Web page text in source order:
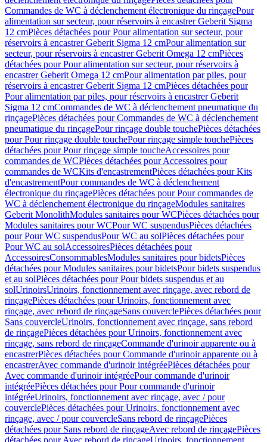
Commandes de WC à déclenchement électronique du rinçagePour
alimentation sur secteur, pour réservoirs à encastrer Geberit Sigma
12 cmPièces détachées pour Pour alimentation sur secteur, pour
réservoirs à encastrer Geberit Sigma 12 cmPour alimentation sur
secteur, pour réservoirs à encastrer Geberit Omega 12 cmPièces
détachées pour Pour alimentation sur secteur, pour réservoirs à
encastrer Geberit Omega 12 cmPour alimentation par piles, pour
réservoirs à encastrer Geberit Sigma 12 cmPièces détachées pour
Pour alimentation par piles, pour réservoirs à encastrer Geberit
Sigma 12 cmCommandes de WC à déclenchement pneumatique du
rinçagePièces détachées pour Commandes de WC à déclenchement
pneumatique du rinçagePour rinçage double touchePièces détachées
pour Pour rinçage double touchePour rinçage simple touchePièces
détachées pour Pour rinçage simple toucheAccessoires pour
commandes de WCPièces détachées pour Accessoires pour
commandes de WCKits d'encastrementPièces détachées pour Kits
d'encastrementPour commandes de WC à déclenchement
électronique du rinçagePièces détachées pour Pour commandes de
WC à déclenchement électronique du rinçageModules sanitaires
Geberit MonolithModules sanitaires pour WCPièces détachées pour
Modules sanitaires pour WCPour WC suspendusPièces détachées
pour Pour WC suspendusPour WC au solPièces détachées pour
Pour WC au solAccessoiresPièces détachées pour
AccessoiresConsommablesModules sanitaires pour bidetsPièces
détachées pour Modules sanitaires pour bidetsPour bidets suspendus
et au solPièces détachées pour Pour bidets suspendus et au
solUrinoirsUrinoirs, fonctionnement avec rinçage, avec rebord de
rinçagePièces détachées pour Urinoirs, fonctionnement avec
rinçage, avec rebord de rinçageSans couverclePièces détachées pour
Sans couvercleUrinoirs, fonctionnement avec rinçage, sans rebord
de rinçagePièces détachées pour Urinoirs, fonctionnement avec
rinçage, sans rebord de rinçageCommande d'urinoir apparente ou à
encastrerPièces détachées pour Commande d'urinoir apparente ou à
encastrerAvec commande d'urinoir intégréePièces détachées pour
Avec commande d'urinoir intégréePour commande d'urinoir
intégréePièces détachées pour Pour commande d'urinoir
intégréeUrinoirs, fonctionnement avec rinçage, avec / pour
couverclePièces détachées pour Urinoirs, fonctionnement avec
rinçage, avec / pour couvercleSans rebord de rinçagePièces
détachées pour Sans rebord de rinçageAvec rebord de rinçagePièces
détachées pour Avec rebord de rinçageUrinoirs, fonctionnement